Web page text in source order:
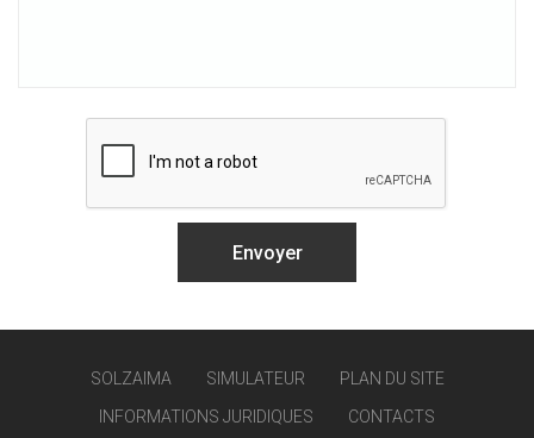
SOLZAIMA SIMULATEUR
PLAN DU SITE
INFORMATIONS JURIDIQUES
CONTACTS